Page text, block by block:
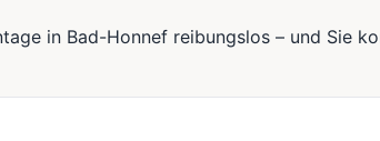
in Bad-Honnef reibungslos – und Sie